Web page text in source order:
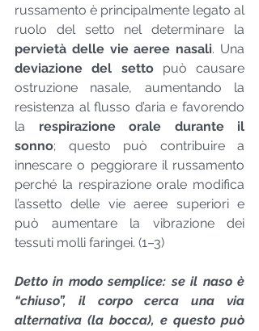
russamento è principalmente legato al
pervietà delle vie aeree nasali
deviazione del setto può causare
ostruzione nasale, aumentando la
resistenza al flusso d’aria e favorendo
la respirazione orale durante il
sonno; questo può contribuire a
innescare o peggiorare il russamento
perché la respirazione orale modifica
l’assetto delle vie aeree superiori e
può aumentare la vibrazione dei
tessuti molli faringei. (1–3)
Detto in modo semplice: se il naso è
“chiuso”, il corpo cerca una via
alternativa (la bocca), e questo può